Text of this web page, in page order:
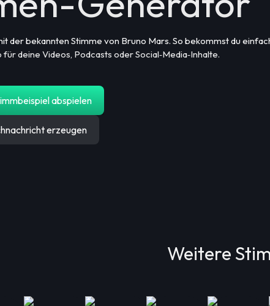
der bekannten Stimme von Bruno Mars. So bekommst du
deine Videos, Podcasts oder Social‑Media‑Inhalte.
abspielen
erzeugen
Weitere